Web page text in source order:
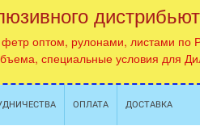
фетр оптом, рулонами, листами по
специальные условия для
ОПЛАТА ДОСТАВКА